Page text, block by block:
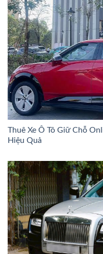
Thuê Xe Ô Tô Giữ Chỗ
Hiệu Quả